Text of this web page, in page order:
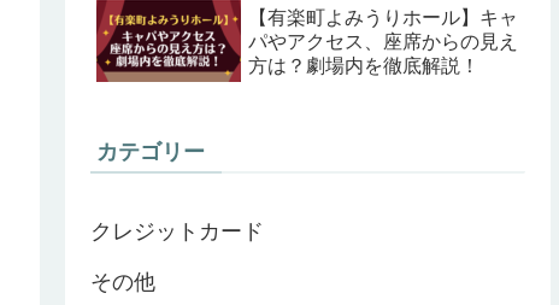
【有楽町よみうりホール】キャ
パやアクセス、座席からの見え
方は？劇場内を徹底解説！
カテゴリー
クレジットカード
その他